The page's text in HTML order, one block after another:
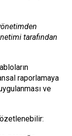
tarafından
raporlamaya
ve